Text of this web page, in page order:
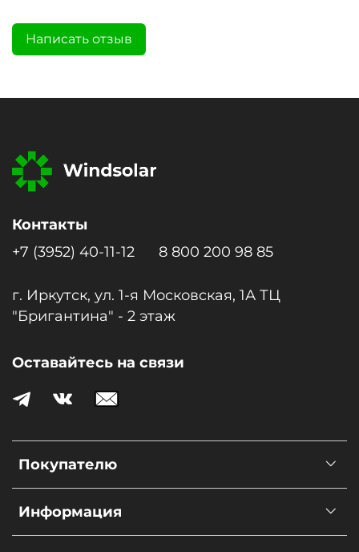
Написать отзыв
Покупателю
Информация
Контакты
+7 (3952) 40-11-12
8 800 200 98 85
г. Иркутск, ул. 1-я Московcкая, 1А ТЦ
"Бригантина" - 2 этаж
Оставайтесь на связи